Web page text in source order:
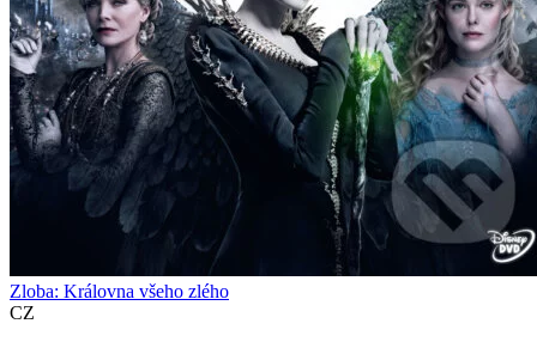
Zloba: Královna všeho zlého
CZ